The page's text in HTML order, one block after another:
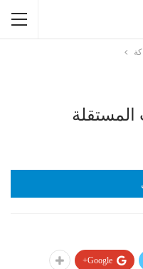
المستقلة
Google+